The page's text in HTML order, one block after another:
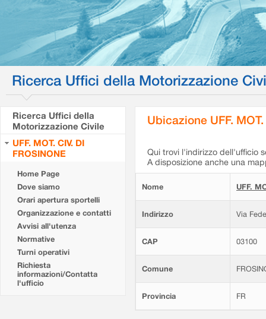
Ricerca Uffici della Motorizzazione
Ricerca Uffici della
Motorizzazione Civile
UFF. MOT. CIV. DI
FROSINONE
Home Page
Dove siamo
Orari apertura sportelli
Organizzazione e contatti
Avvisi all'utenza
Normative
Turni operativi
Richiesta
informazioni/Contatta
l'ufficio
Ubicazione UFF.
Qui trovi l'indirizzo dell'ufficio
A disposizione anche una
Nome UFF.
Indirizzo Via
CAP 03100
Comune
Provincia FR